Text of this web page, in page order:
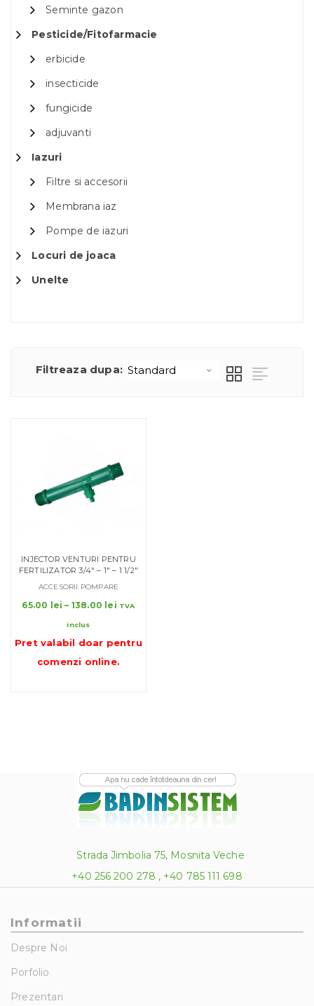
Seminte gazon
Pesticide/Fitofarmacie
erbicide
insecticide
fungicide
adjuvanti
Iazuri
Filtre si accesorii
Membrana iaz
Pompe de iazuri
Locuri de joaca
Unelte
Filtreaza dupa:
INJECTOR VENTURI PENTRU
FERTILIZATOR 3/4″ – 1″ – 1 1/2″
ACCESORII POMPARE
65.00 lei – 138.00 leiInterval
65.00 lei
până
TVA
inclus
Pret valabil doar pentru
comenzi online.
Strada Jimbolia 75, Mosnita Veche
+40 256 200 278 , +40 785 111 698
Informatii
Despre Noi
Porfolio
Prezentari